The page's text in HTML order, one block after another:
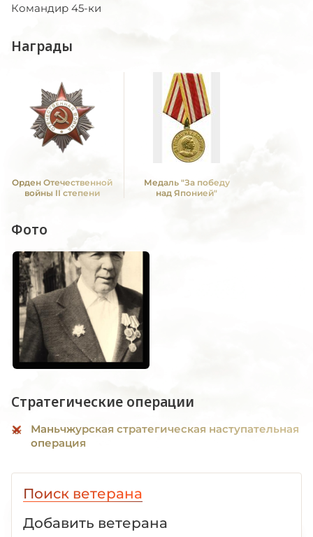
Командир 45-ки
Награды
Орден Отечественной
войны II степени
Медаль "За победу
над Японией"
Фото
Стратегические операции
Маньчжурская стратегическая наступательная
операция
Поиск ветерана
Добавить ветерана